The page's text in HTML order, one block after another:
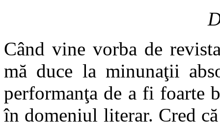
Când vine vorba de
mă duce la minunaţii
performanţa de a fi foarte
în domeniul literar. Cred